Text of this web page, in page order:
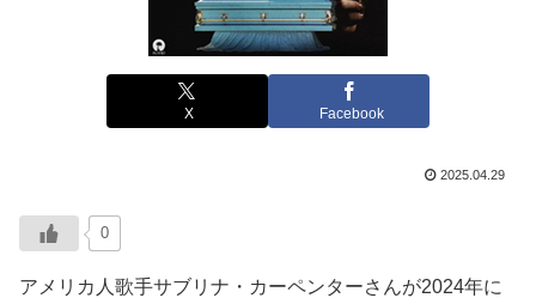
X Facebook
2025.04.29
0
アメリカ人歌手サブリナ・カーペンターさんが2024年に